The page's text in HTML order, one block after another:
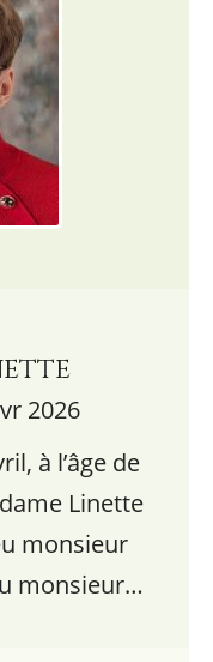
2026
à l’âge de
Linette
monsieur
monsieur…